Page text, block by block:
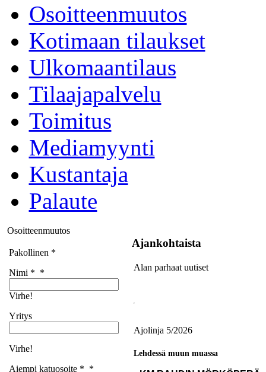
Osoitteenmuutos
Kotimaan tilaukset
Ulkomaantilaus
Tilaajapalvelu
Toimitus
Mediamyynti
Kustantaja
Palaute
Osoitteenmuutos
Pakollinen *
Nimi * *
Virhe!
Yritys
Virhe!
Aiempi katuosoite * *
Ajankohtaista
Alan parhaat uutiset
Ajolinja 5/2026
Lehdessä muun muassa